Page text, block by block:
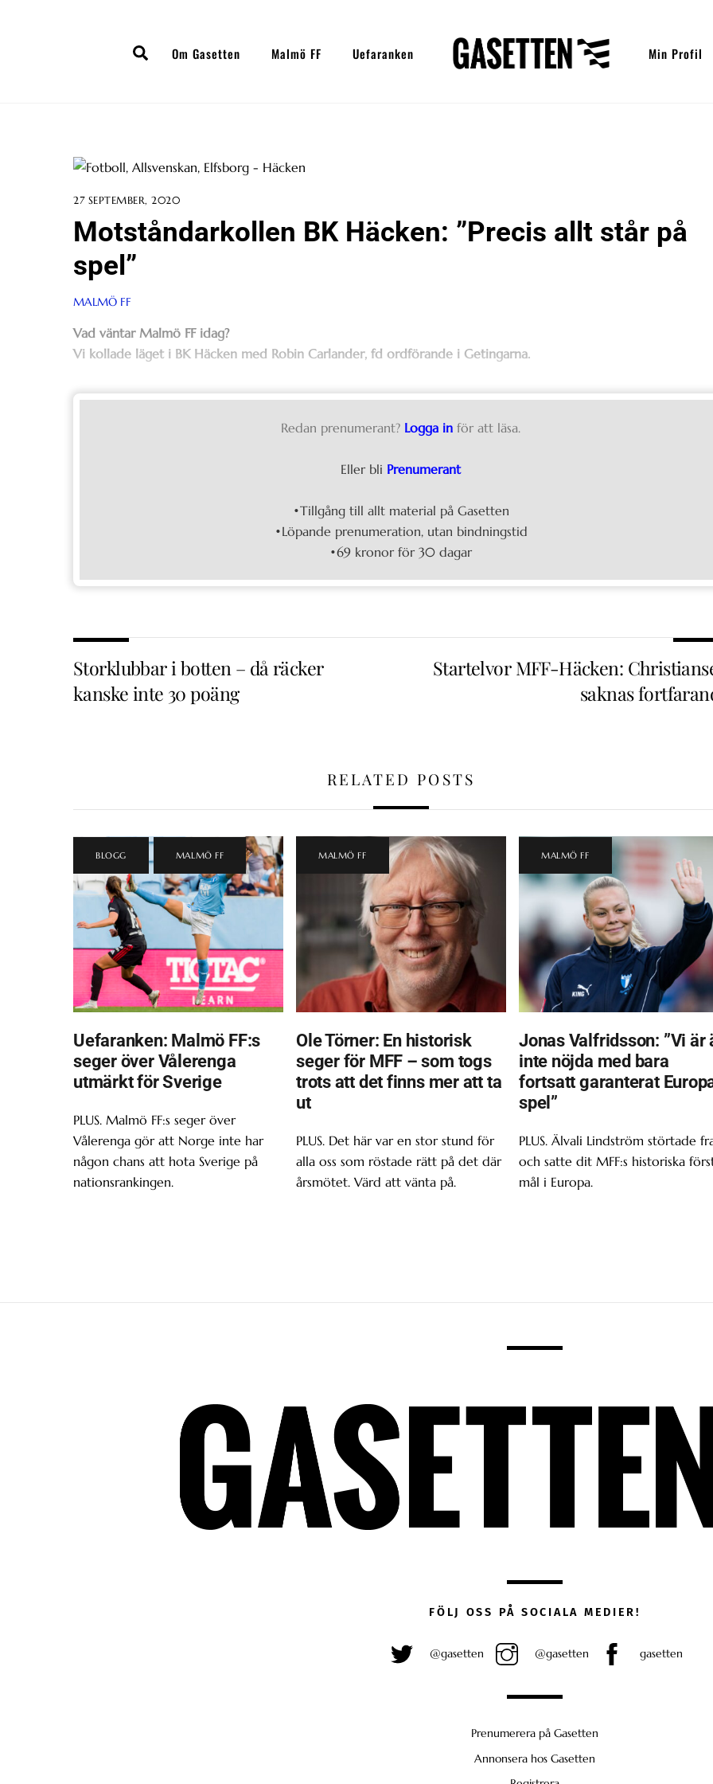
SearchOm Gasetten Malmö FF Uefaranken Min Profil
27 SEPTEMBER, 2020
Motståndarkollen BK Häcken: ”Precis allt står på
spel”
MALMÖ FF
Vad väntar Malmö FF idag?
Vi kollade läget i BK Häcken med Robin Carlander, fd ordförande i Getingarna.
Redan prenumerant? Logga in för att läsa.
Eller bli Prenumerant
•Tillgång till allt material på Gasetten
•Löpande prenumeration, utan bindningstid
•69 kronor för 30 dagar
Storklubbar i botten – då räcker
kanske inte 30 poäng
Startelvor MFF-Häcken:
saknas
RELATED POSTS
BLOGG MALMÖ FF
Uefaranken: Malmö FF:s
seger över Vålerenga
utmärkt för Sverige
PLUS. Malmö FF:s seger över
Vålerenga gör att Norge inte har
någon chans att hota Sverige på
nationsrankingen.
MALMÖ FF
Ole Törner: En historisk
seger för MFF – som togs
trots att det finns mer att ta
ut
PLUS. Det här var en stor stund för
alla oss som röstade rätt på det där
årsmötet. Värd att vänta på.
MALMÖ FF
Jonas Valfridsson: ”Vi är
inte nöjda med bara
fortsatt garanterat
spel”
PLUS. Älvali Lindström störtade
och satte dit MFF:s historiska
mål i Europa.
FÖLJ OSS PÅ SOCIALA MEDIER!
@gasetten @gasetten gasetten
Prenumerera på Gasetten
Annonsera hos Gasetten